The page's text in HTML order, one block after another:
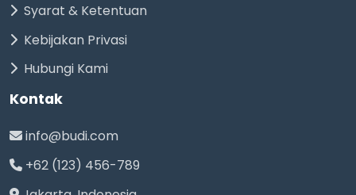
Syarat & Ketentuan
Kebijakan Privasi
Hubungi Kami
Kontak
info@budi.com
+62 (123) 456-789